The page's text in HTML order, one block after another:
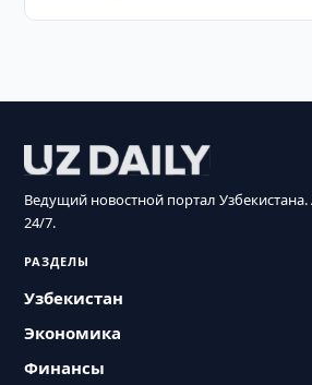
Ведущий новостной портал
24/7.
РАЗДЕЛЫ
Узбекистан
Экономика
Финансы